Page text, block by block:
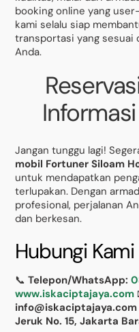
booking online yang
kami selalu siap
transportasi yang sesuai
Anda.
Jangan tunggu lagi!
mobil Fortuner Siloam
untuk mendapatkan
terlupakan. Dengan
profesional, perjalanan
dan berkesan.
Hubungi
📞Telepon/WhatsApp:
www.iskaciptajaya.com
info@iskaciptajaya.com
Jeruk No. 15, Jakarta